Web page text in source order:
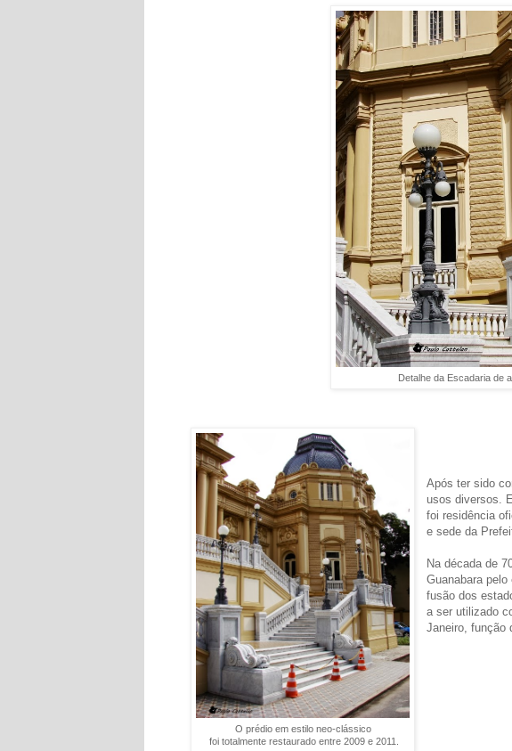
Detalhe da Escadaria de
O prédio em estilo neo-clássico
foi totalmente restaurado entre 2009 e 2011.
Após ter sido
usos diversos.
foi residência
e sede da
Na década de
Guanabara
fusão dos
a ser utilizado
Janeiro, função